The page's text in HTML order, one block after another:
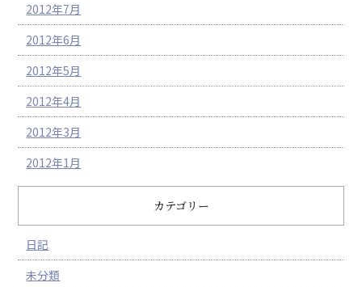
2012年7月
2012年6月
2012年5月
2012年4月
2012年3月
2012年1月
カテゴリー
日記
未分類